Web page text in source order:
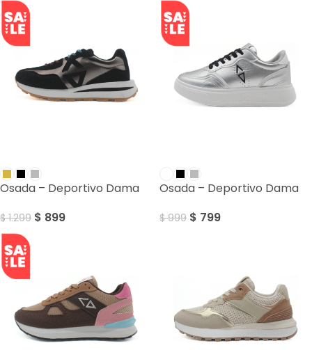
Osada – Deportivo Dama
$1.299 $ 899
Osada – Deportivo Dama
$999 $ 799